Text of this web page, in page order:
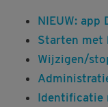
NIEUW: app
Starten met
Wijzigen/
Identificatie